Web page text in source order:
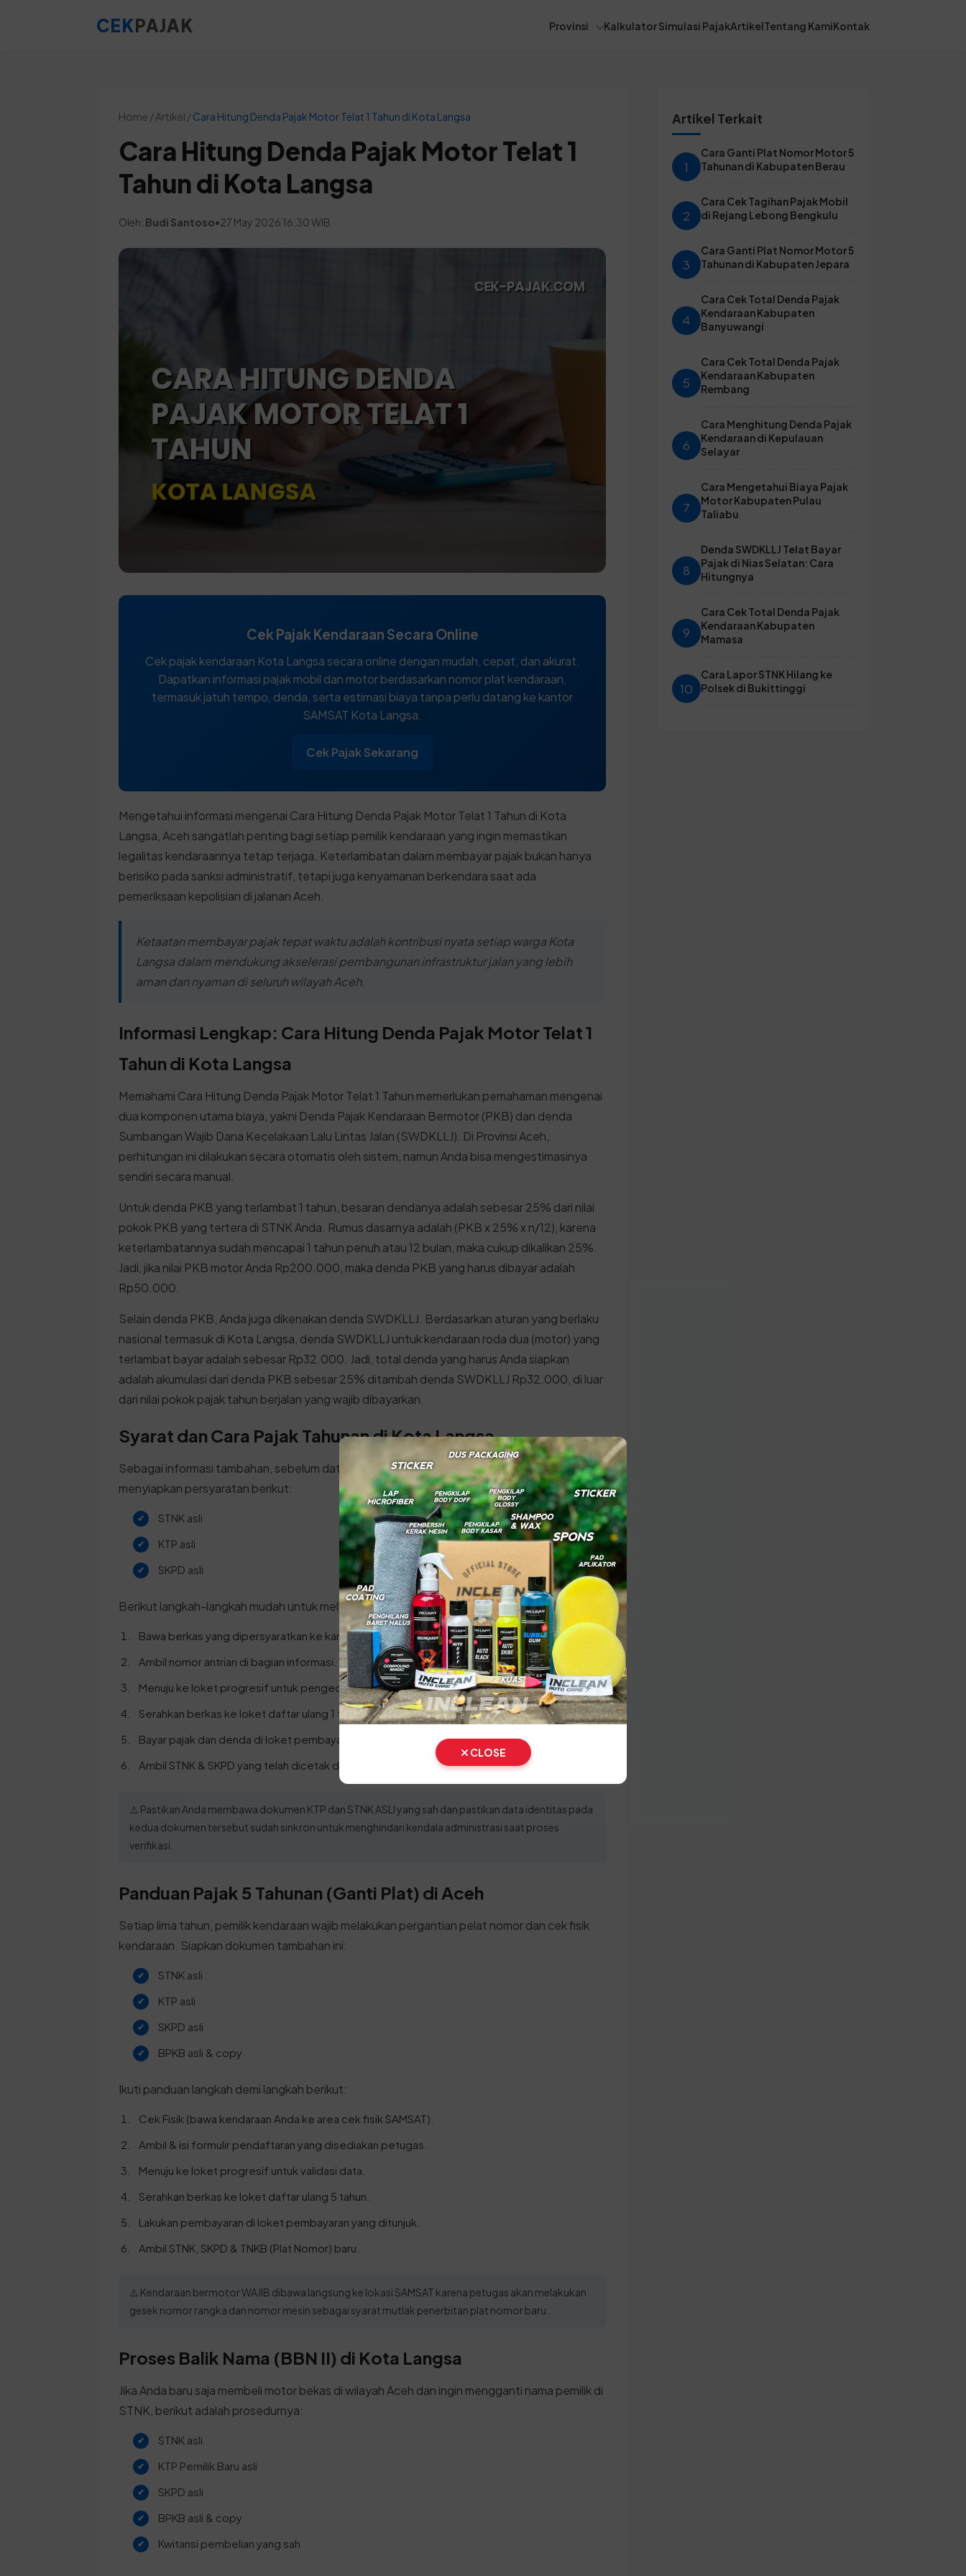
CEKPAJAK Provinsi Kalkulator Simulasi PajakArtikelTentang KamiKontak
Home / Artikel /Cara Hitung Denda Pajak Motor Telat 1 Tahun di Kota Langsa
Cara Hitung Denda Pajak Motor Telat 1
Tahun di Kota Langsa
Oleh: Budi Santoso•27 May 2026 16:30 WIB
Cek Pajak Kendaraan Secara Online
Cek pajak kendaraan Kota Langsa secara online dengan mudah, cepat, dan akurat.
Dapatkan informasi pajak mobil dan motor berdasarkan nomor plat kendaraan,
termasuk jatuh tempo, denda, serta estimasi biaya tanpa perlu datang ke kantor
SAMSAT Kota Langsa.
Cek Pajak Sekarang
Mengetahui informasi mengenai Cara Hitung Denda Pajak Motor Telat 1 Tahun di Kota
Langsa, Aceh sangatlah penting bagi setiap pemilik kendaraan yang ingin memastikan
legalitas kendaraannya tetap terjaga. Keterlambatan dalam membayar pajak bukan hanya
berisiko pada sanksi administratif, tetapi juga kenyamanan berkendara saat ada
pemeriksaan kepolisian di jalanan Aceh.
Ketaatan membayar pajak tepat waktu adalah kontribusi nyata setiap warga Kota
Langsa dalam mendukung akselerasi pembangunan infrastruktur jalan yang lebih
aman dan nyaman di seluruh wilayah Aceh.
Informasi Lengkap: Cara Hitung Denda Pajak Motor Telat 1
Tahun di Kota Langsa
Memahami Cara Hitung Denda Pajak Motor Telat 1 Tahun memerlukan pemahaman mengenai
dua komponen utama biaya, yakni Denda Pajak Kendaraan Bermotor (PKB) dan denda
Sumbangan Wajib Dana Kecelakaan Lalu Lintas Jalan (SWDKLLJ). Di Provinsi Aceh,
perhitungan ini dilakukan secara otomatis oleh sistem, namun Anda bisa mengestimasinya
sendiri secara manual.
Untuk denda PKB yang terlambat 1 tahun, besaran dendanya adalah sebesar 25% dari nilai
pokok PKB yang tertera di STNK Anda. Rumus dasarnya adalah (PKB x 25% x n/12), karena
keterlambatannya sudah mencapai 1 tahun penuh atau 12 bulan, maka cukup dikalikan 25%.
Jadi, jika nilai PKB motor Anda Rp200.000, maka denda PKB yang harus dibayar adalah
Rp50.000.
Selain denda PKB, Anda juga dikenakan denda SWDKLLJ. Berdasarkan aturan yang berlaku
nasional termasuk di Kota Langsa, denda SWDKLLJ untuk kendaraan roda dua (motor) yang
terlambat bayar adalah sebesar Rp32.000. Jadi, total denda yang harus Anda siapkan
adalah akumulasi dari denda PKB sebesar 25% ditambah denda SWDKLLJ Rp32.000, di luar
dari nilai pokok pajak tahun berjalan yang wajib dibayarkan.
Syarat dan Cara Pajak Tahunan di Kota Langsa
Sebagai informasi tambahan, sebelum datang ke kantor SAMSAT Aceh, pastikan Anda telah
menyiapkan persyaratan berikut:
STNK asli
KTP asli
SKPD asli
Berikut langkah-langkah mudah untuk melakukan prosesnya:
Bawa berkas yang dipersyaratkan ke kantor SAMSAT terdekat.
Ambil nomor antrian di bagian informasi.
Menuju ke loket progresif untuk pengecekan kepemilikan.
Serahkan berkas ke loket daftar ulang 1 tahun untuk verifikasi.
Bayar pajak dan denda di loket pembayaran (Bank Aceh atau loket tersedia).
Ambil STNK & SKPD yang telah dicetak dan divalidasi.
⚠️ Pastikan Anda membawa dokumen KTP dan STNK ASLI yang sah dan pastikan data identitas pada
kedua dokumen tersebut sudah sinkron untuk menghindari kendala administrasi saat proses
verifikasi.
Panduan Pajak 5 Tahunan (Ganti Plat) di Aceh
Setiap lima tahun, pemilik kendaraan wajib melakukan pergantian pelat nomor dan cek fisik
kendaraan. Siapkan dokumen tambahan ini:
STNK asli
KTP asli
SKPD asli
BPKB asli & copy
Ikuti panduan langkah demi langkah berikut:
Cek Fisik (bawa kendaraan Anda ke area cek fisik SAMSAT).
Ambil & isi formulir pendaftaran yang disediakan petugas.
Menuju ke loket progresif untuk validasi data.
Serahkan berkas ke loket daftar ulang 5 tahun.
Lakukan pembayaran di loket pembayaran yang ditunjuk.
Ambil STNK, SKPD & TNKB (Plat Nomor) baru.
⚠️ Kendaraan bermotor WAJIB dibawa langsung ke lokasi SAMSAT karena petugas akan melakukan
gesek nomor rangka dan nomor mesin sebagai syarat mutlak penerbitan plat nomor baru.
Proses Balik Nama (BBN II) di Kota Langsa
Jika Anda baru saja membeli motor bekas di wilayah Aceh dan ingin mengganti nama pemilik di
STNK, berikut adalah prosedurnya:
STNK asli
KTP Pemilik Baru asli
SKPD asli
BPKB asli & copy
Kwitansi pembelian yang sah
Artikel Terkait
1
Cara Ganti Plat Nomor Motor 5
Tahunan di Kabupaten Berau
2
Cara Cek Tagihan Pajak Mobil
di Rejang Lebong Bengkulu
3
Cara Ganti Plat Nomor Motor 5
Tahunan di Kabupaten Jepara
4
Cara Cek Total Denda Pajak
Kendaraan Kabupaten
Banyuwangi
5
Cara Cek Total Denda Pajak
Kendaraan Kabupaten
Rembang
6
Cara Menghitung Denda Pajak
Kendaraan di Kepulauan
Selayar
7
Cara Mengetahui Biaya Pajak
Motor Kabupaten Pulau
Taliabu
8
Denda SWDKLLJ Telat Bayar
Pajak di Nias Selatan: Cara
Hitungnya
9
Cara Cek Total Denda Pajak
Kendaraan Kabupaten
Mamasa
10
Cara Lapor STNK Hilang ke
Polsek di Bukittinggi
CLOSE